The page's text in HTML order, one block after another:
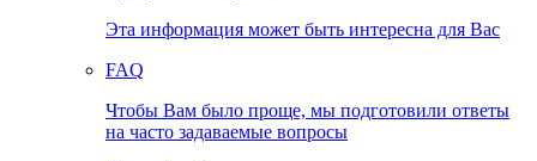
Эта информация может быть интересна для Вас
FAQ
Чтобы Вам было проще, мы подготовили ответы
на часто задаваемые вопросы